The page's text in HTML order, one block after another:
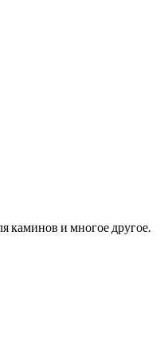
каминов и многое другое.